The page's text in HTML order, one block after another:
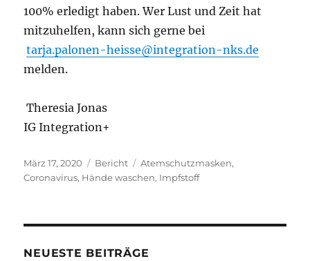
100% erledigt haben. Wer Lust und Zeit hat
mitzuhelfen, kann sich gerne bei
tarja.palonen-heisse@integration-nks.de
melden.
Theresia Jonas
IG Integration+
Veröffentlicht
am
März 17, 2020 Kategorien
Bericht Schlagwörter
Atemschutzmasken,
Coronavirus, Hände waschen, Impfstoff
NEUESTE BEITRÄGE